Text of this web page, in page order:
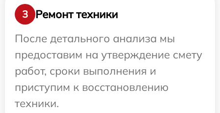
3
Ремонт техники
После детального анализа мы
предоставим на утверждение смету
работ, сроки выполнения и
приступим к восстановлению
техники.